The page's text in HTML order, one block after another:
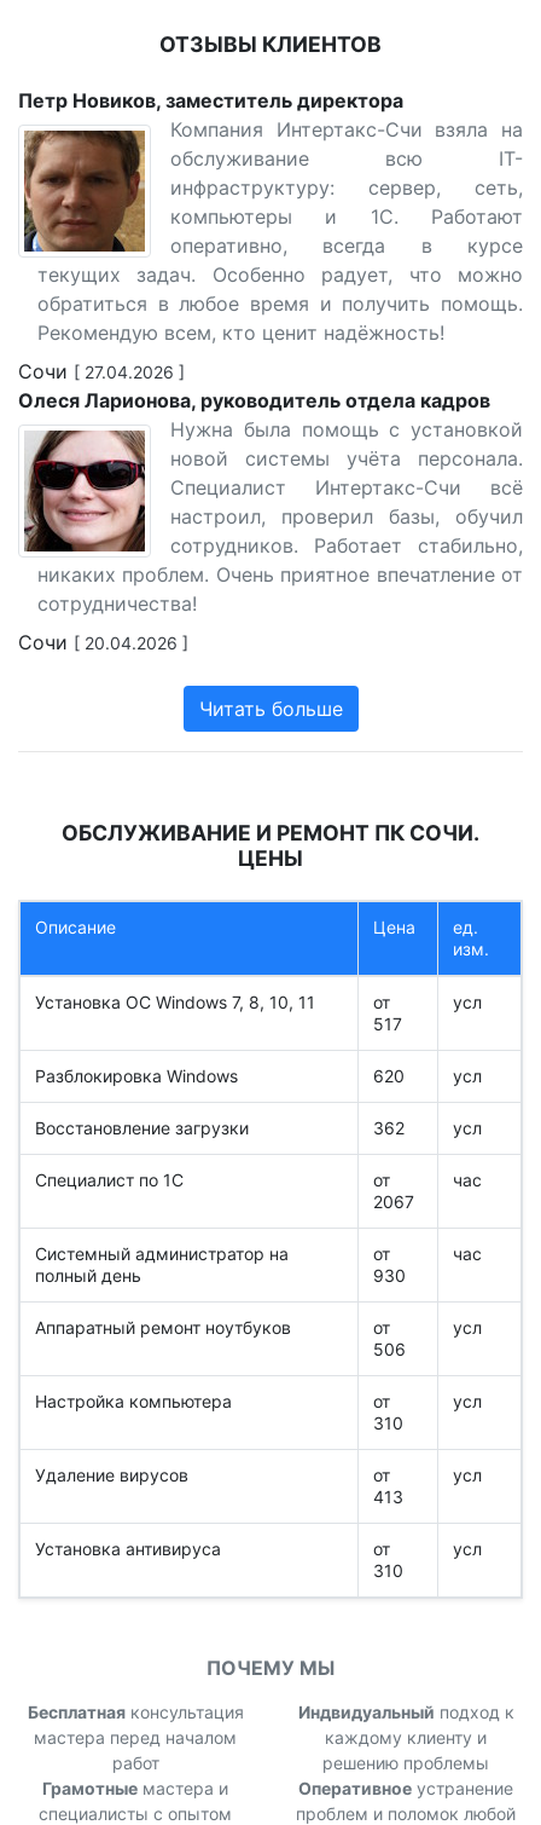
ОТЗЫВЫ КЛИЕНТОВ
Петр Новиков, заместитель директора
Компания Интертакс-Счи взяла на
обслуживание всю IT-
инфраструктуру: сервер, сеть,
компьютеры и 1С. Работают
оперативно, всегда в курсе
текущих задач. Особенно радует, что можно
обратиться в любое время и получить помощь.
Рекомендую всем, кто ценит надёжность!
Сочи [ 27.04.2026 ]
Олеся Ларионова, руководитель отдела кадров
Нужна была помощь с установкой
новой системы учёта персонала.
Специалист Интертакс-Счи всё
настроил, проверил базы, обучил
сотрудников. Работает стабильно,
никаких проблем. Очень приятное впечатление от
сотрудничества!
Сочи [ 20.04.2026 ]
Читать больше
ОБСЛУЖИВАНИЕ И РЕМОНТ ПК СОЧИ.
ЦЕНЫ
Описание Цена
ед.
изм.
Установка ОС Windows 7, 8, 10, 11
от
517
усл
Разблокировка Windows 620 усл
Восстановление загрузки 362 усл
Специалист по 1С
от
2067
час
Системный администратор на
полный день
от
930
час
Аппаратный ремонт ноутбуков
от
506
усл
Настройка компьютера
от
310
усл
Удаление вирусов
от
413
усл
Установка антивируса
от
310
усл
ПОЧЕМУ МЫ
Бесплатнаяконсультация
мастера перед началом
работ
Индвидуальный подход к
каждому клиенту и
решению проблемы
Грамотные мастера и
специалисты с опытом
Оперативное устранение
проблем и поломок любой